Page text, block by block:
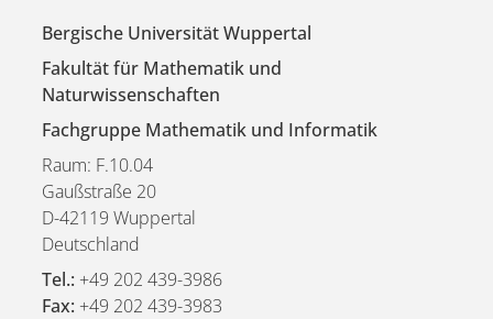
Bergische Universität Wuppertal
Fakultät für Mathematik und
Naturwissenschaften
Fachgruppe Mathematik und Informatik
Raum: F.10.04
Gaußstraße 20
D-42119 Wuppertal
Deutschland
Tel.: +49 202 439-3986
Fax: +49 202 439-3983